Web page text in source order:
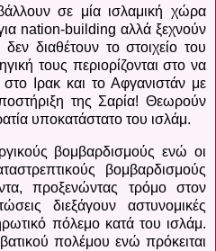
σε μία ισλαμική χώρα
nation-buildingαλλά ξεχνούν
διαθέτουν το στοιχείο του
τους περιορίζονται στο να
Ιρακ και το Αφγανιστάν με
της Σαρία! Θεωρούν
υποκατάστατο του ισλάμ.
βομβαρδισμούς ενώ οι
βομβαρδισμούς
προξενώντας τρόμο στον
διεξάγουν αστυνομικές
πόλεμο κατά του ισλάμ.
πολέμου ενώ πρόκειται